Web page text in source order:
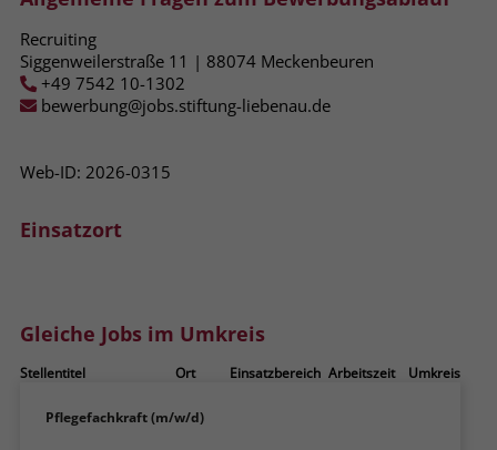
Recruiting
Siggenweilerstraße 11 | 88074 Meckenbeuren
+49 7542 10-1302
bewerbung@jobs.stiftung-liebenau.de
Web-ID: 2026-0315
Einsatzort
Gleiche Jobs im Umkreis
Stellentitel Ort Einsatzbereich Arbeitszeit Umkreis
Pflegefachkraft (m/w/d)
zeigen. Das _fbp-Cookie sammelt keine
Informationen und wird von Facebook
nur platziert, um Daten an das
Unternehmen zurückzusenden.